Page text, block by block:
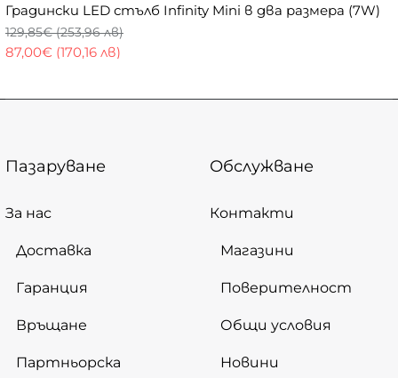
Градински LED стълб Infinity Mini в два размера (7W)
87,00€ (170,16 лв)
129,85€ (253,96 лв)
Пазаруване
За нас
Доставка
Гаранция
Връщане
Партньорска
Обслужване
Контакти
Магазини
Поверителност
Общи условия
Новини